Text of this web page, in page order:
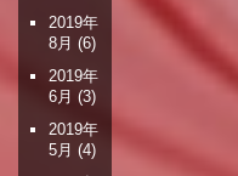
2019年
8月 (6)
2019年
6月 (3)
2019年
5月 (4)